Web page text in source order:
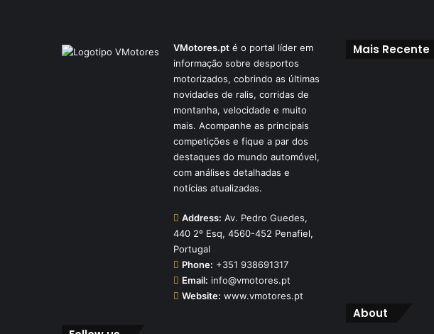
VMotores.pt é o portal líder em
informação sobre desportos
motorizados, cobrindo as últimas
novidades de ralis, corridas de
montanha, velocidade e muito
mais. Acompanhe as principais
competições e fique a par dos
destaques do mundo automóvel,
com análises detalhadas e
notícias atualizadas.
Address: Av. Pedro Guedes,
440 2º Esq, 4560-452 Penafiel,
Portugal
Phone: +351 938691317
Email: info@vmotores.pt
Website: www.vmotores.pt
Mais Recente
About